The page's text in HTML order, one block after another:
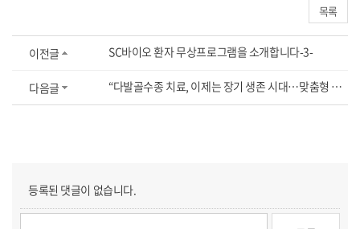
목록
이전글 SC바이오 환자 무상프로그램을 소개합니다-3-
다음글 “다발골수종 치료, 이제는 장기 생존 시대…맞춤형 전략이 핵심”
등록된 댓글이 없습니다.